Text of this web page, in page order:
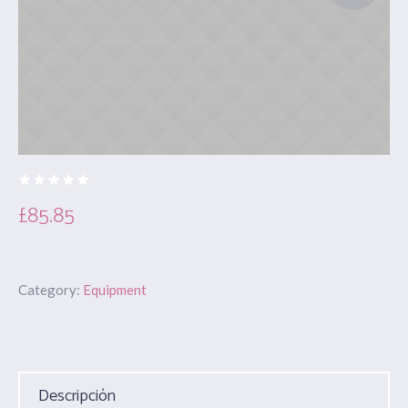
£85.85
Category: Equipment
Descripción